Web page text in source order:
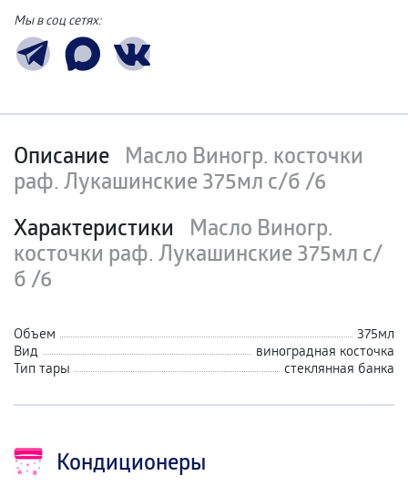
Мы в соц сетях:
Описание Масло Виногр. косточки
раф. Лукашинские 375мл с/б /6
Характеристики
Масло Виногр.
косточки раф. Лукашинские 375мл с/
б /6
Объем
375мл
Вид
виноградная косточка
Тип тары
стеклянная банка
Кондиционеры